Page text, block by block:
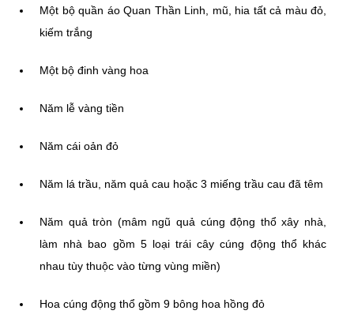
Một bộ quần áo Quan Thần Linh, mũ, hia tất cả màu đỏ,
kiếm trắng
Một bộ đinh vàng hoa
Năm lễ vàng tiền
Năm cái oản đỏ
Năm lá trầu, năm quả cau hoặc 3 miếng trầu cau đã têm
Năm quả tròn (mâm ngũ quả cúng động thổ xây nhà,
làm nhà bao gồm 5 loại trái cây cúng động thổ khác
nhau tùy thuộc vào từng vùng miền)
Hoa cúng động thổ gồm 9 bông hoa hồng đỏ